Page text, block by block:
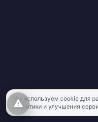
⚠
Мы используем cookie для
аналитики и улучшения